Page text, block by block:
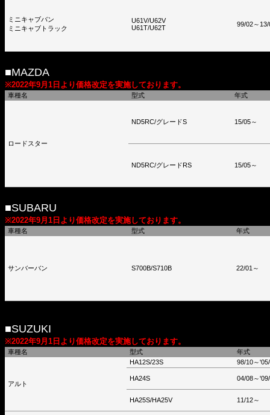
ミニキャブバン
ミニキャブトラック
U61V/U62V
U61T/U62T
99/02～13/
■MAZDA
※2022年9月1日より価格改定を実施しております。
車種名 型式 年式
ロードスター
ND5RC/グレードS 15/05～
ND5RC/グレードRS 15/05～
■SUBARU
※2022年9月1日より価格改定を実施しております。
車種名 型式 年式
サンバーバン S700B/S710B 22/01～
■SUZUKI
※2022年9月1日より価格改定を実施しております。
車種名 型式 年式
アルト
HA12S/23S 98/10～
HA24S 04/08～
HA25S/HA25V 11/12～